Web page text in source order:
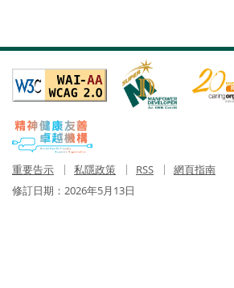
重要告示 私隱政策 RSS
網頁指南
修訂日期： 2026年5月13日